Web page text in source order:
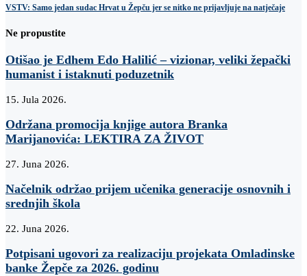
VSTV: Samo jedan sudac Hrvat u Žepču jer se nitko ne prijavljuje na natječaje
Ne propustite
Otišao je Edhem Edo Halilić – vizionar, veliki žepački
humanist i istaknuti poduzetnik
15. Jula 2026.
Održana promocija knjige autora Branka
Marijanovića: LEKTIRA ZA ŽIVOT
27. Juna 2026.
Načelnik održao prijem učenika generacije osnovnih i
srednjih škola
22. Juna 2026.
Potpisani ugovori za realizaciju projekata Omladinske
banke Žepče za 2026. godinu